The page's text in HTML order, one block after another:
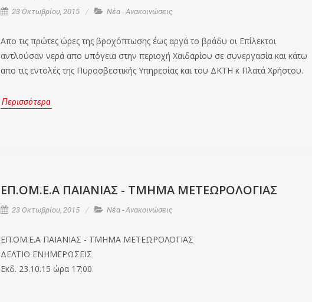
23 Οκτωβρίου, 2015 Νέα - Ανακοινώσεις
Απο τις πρώτες ώρες της βροχόπτωσης έως αργά το βράδυ οι Επίλεκτοι
αντλούσαν νερά απο υπόγεια στην περιοχή Χαιδαρίου σε συνεργασία και κάτω
απο τις εντολές της Πυροσβεστικής Υπηρεσίας και του ΔΚΤΗ κ Πλατά Χρήστου.
Περισσότερα
EΠ.ΟΜ.Ε.Α ΠΑΙΑΝΙΑΣ - ΤΜΗΜΑ ΜΕΤΕΩΡΟΛΟΓΙΑΣ
23 Οκτωβρίου, 2015 Νέα - Ανακοινώσεις
EΠ.ΟΜ.Ε.Α ΠΑΙΑΝΙΑΣ - ΤΜΗΜΑ ΜΕΤΕΩΡΟΛΟΓΙΑΣ
ΔΕΛΤΙΟ ΕΝΗΜΕΡΩΣΕΙΣ
Εκδ. 23.10.15 ώρα 17:00